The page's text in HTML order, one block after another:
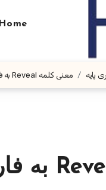
Home
پایه معنی کلمه Reveal به فارسی با چند مثال